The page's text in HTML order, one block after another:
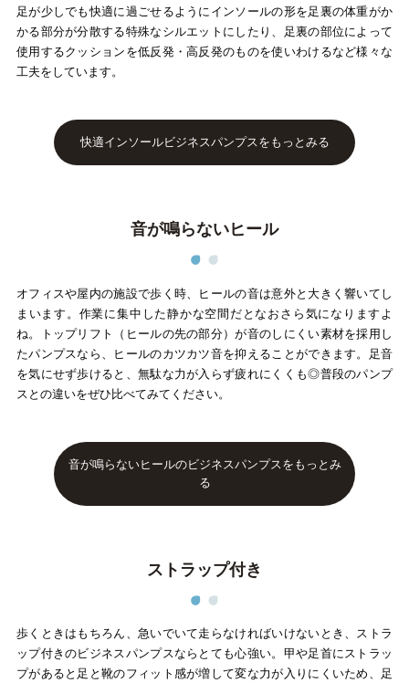
足が少しでも快適に過ごせるようにインソールの形を足裏の体重がか
かる部分が分散する特殊なシルエットにしたり、足裏の部位によって
使用するクッションを低反発・高反発のものを使いわけるなど様々な
工夫をしています。
快適インソールビジネスパンプスをもっとみる
音が鳴らないヒール
オフィスや屋内の施設で歩く時、ヒールの音は意外と大きく響いてし
まいます。作業に集中した静かな空間だとなおさら気になりますよ
ね。トップリフト（ヒールの先の部分）が音のしにくい素材を採用し
たパンプスなら、ヒールのカツカツ音を抑えることができます。足音
を気にせず歩けると、無駄な力が入らず疲れにくくも◎普段のパンプ
スとの違いをぜひ比べてみてください。
音が鳴らないヒールのビジネスパンプスをもっとみ
る
ストラップ付き
歩くときはもちろん、急いでいて走らなければいけないとき、ストラ
ップ付きのビジネスパンプスならとても心強い。甲や足首にストラッ
プがあると足と靴のフィット感が増して変な力が入りにくいため、足